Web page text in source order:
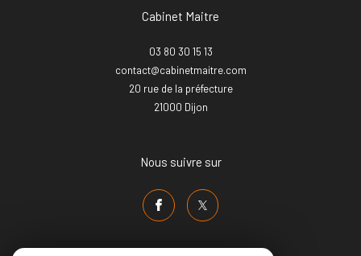
Cabinet Maitre
03 80 30 15 13
contact@cabinetmaitre.com
20 rue de la préfecture
21000
dijon
Nous suivre sur